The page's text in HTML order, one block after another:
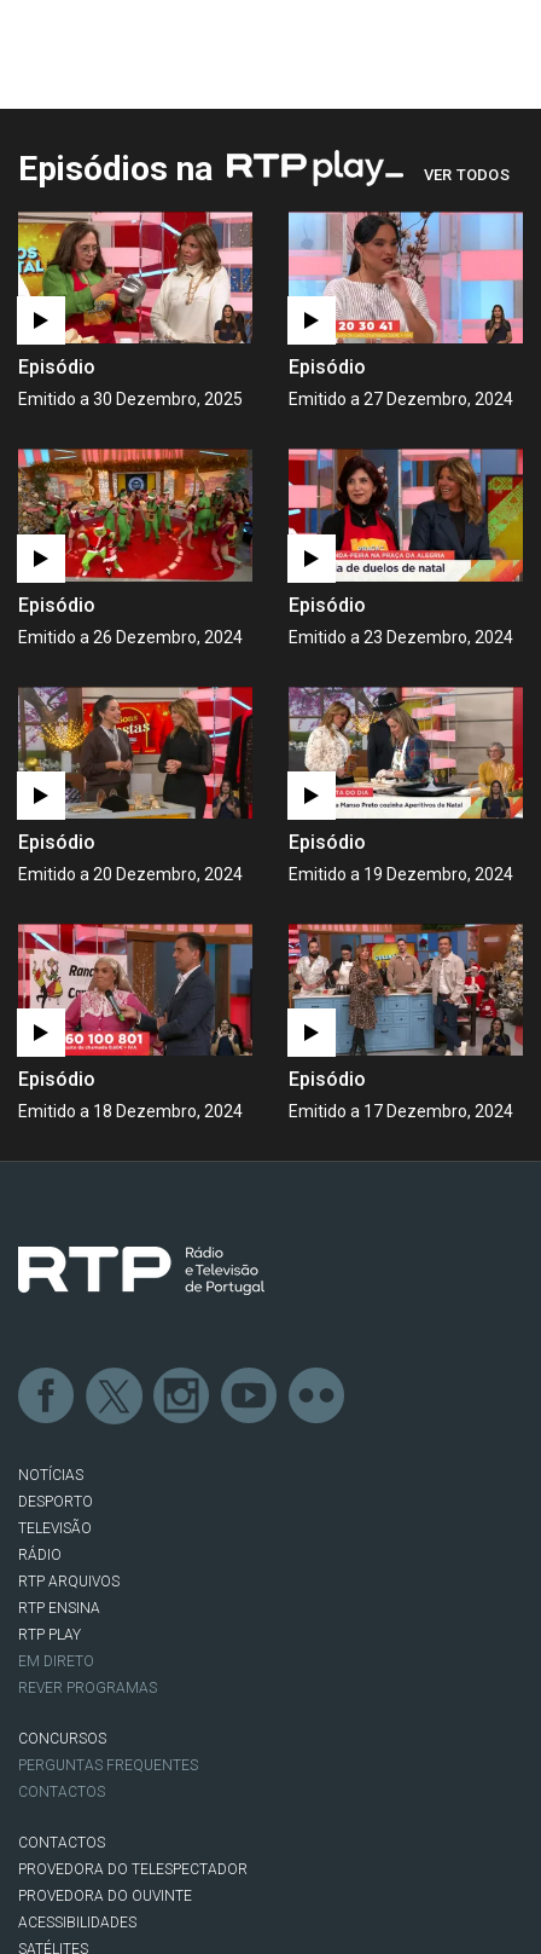
Episódios na VER TODOS
Episódio
Emitido a 30 Dezembro, 2025
Episódio
Emitido a 27 Dezembro, 2024
Episódio
Emitido a 26 Dezembro, 2024
Episódio
Emitido a 23 Dezembro, 2024
Episódio
Emitido a 20 Dezembro, 2024
Episódio
Emitido a 19 Dezembro, 2024
Episódio
Emitido a 18 Dezembro, 2024
Episódio
Emitido a 17 Dezembro, 2024
NOTÍCIAS
DESPORTO
TELEVISÃO
RÁDIO
RTP ARQUIVOS
RTP ENSINA
RTP PLAY
EM DIRETO
REVER PROGRAMAS
CONCURSOS
PERGUNTAS FREQUENTES
CONTACTOS
CONTACTOS
PROVEDORA DO TELESPECTADOR
PROVEDORA DO OUVINTE
ACESSIBILIDADES
SATÉLITES